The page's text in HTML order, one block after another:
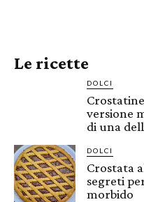
Le ricette
DOLCI
versione
di una
DOLCI
Crostata
segreti
morbido